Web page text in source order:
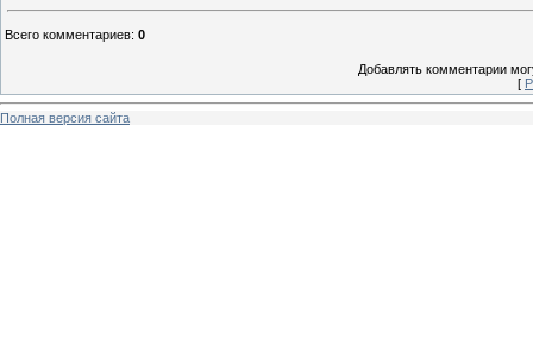
Всего комментариев: 0
Добавлять комментарии
[
Полная версия сайта